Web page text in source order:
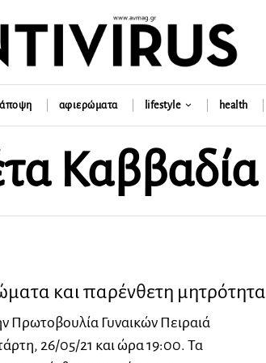
άποψη αφιερώματα lifestyle health
Καββαδία
και παρένθετη μητρότητα
Πρωτοβουλία Γυναικών Πειραιά
26/05/21 και ώρα 19:00. Τα